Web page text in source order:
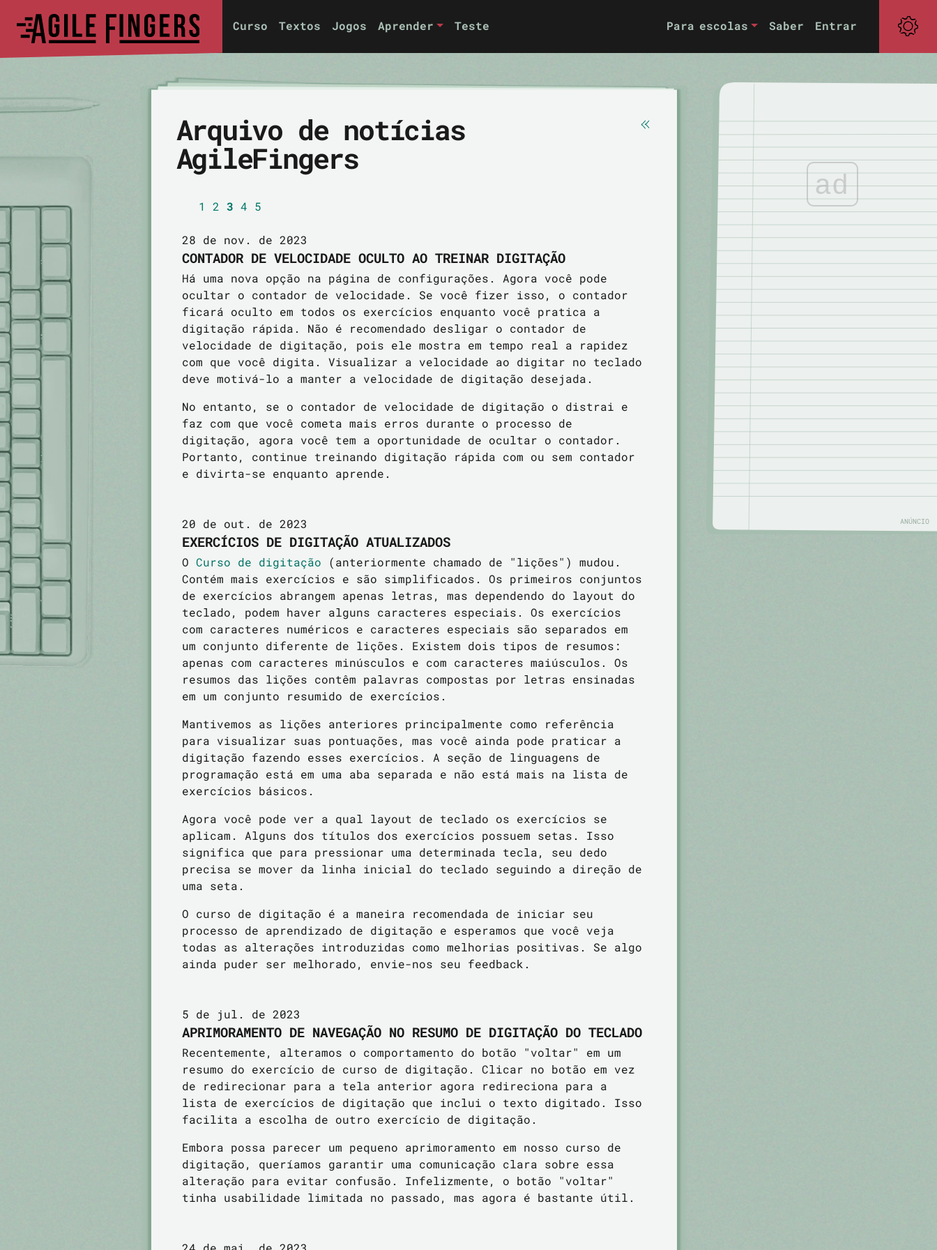
Curso Textos Jogos Aprender Teste Para escolas Saber Entrar
Arquivo de notícias
AgileFingers
1 2 3 4 5
28 de nov. de 2023
CONTADOR DE VELOCIDADE OCULTO AO TREINAR DIGITAÇÃO
Há uma nova opção na página de configurações. Agora você pode
ocultar o contador de velocidade. Se você fizer isso, o contador
ficará oculto em todos os exercícios enquanto você pratica a
digitação rápida. Não é recomendado desligar o contador de
velocidade de digitação, pois ele mostra em tempo real a rapidez
com que você digita. Visualizar a velocidade ao digitar no teclado
deve motivá-lo a manter a velocidade de digitação desejada.
No entanto, se o contador de velocidade de digitação o distrai e
faz com que você cometa mais erros durante o processo de
digitação, agora você tem a oportunidade de ocultar o contador.
Portanto, continue treinando digitação rápida com ou sem contador
e divirta-se enquanto aprende.
20 de out. de 2023
EXERCÍCIOS DE DIGITAÇÃO ATUALIZADOS
O Curso de digitação (anteriormente chamado de "lições") mudou.
Contém mais exercícios e são simplificados. Os primeiros conjuntos
de exercícios abrangem apenas letras, mas dependendo do layout do
teclado, podem haver alguns caracteres especiais. Os exercícios
com caracteres numéricos e caracteres especiais são separados em
um conjunto diferente de lições. Existem dois tipos de resumos:
apenas com caracteres minúsculos e com caracteres maiúsculos. Os
resumos das lições contêm palavras compostas por letras ensinadas
em um conjunto resumido de exercícios.
Mantivemos as lições anteriores principalmente como referência
para visualizar suas pontuações, mas você ainda pode praticar a
digitação fazendo esses exercícios. A seção de linguagens de
programação está em uma aba separada e não está mais na lista de
exercícios básicos.
Agora você pode ver a qual layout de teclado os exercícios se
aplicam. Alguns dos títulos dos exercícios possuem setas. Isso
significa que para pressionar uma determinada tecla, seu dedo
precisa se mover da linha inicial do teclado seguindo a direção de
uma seta.
O curso de digitação é a maneira recomendada de iniciar seu
processo de aprendizado de digitação e esperamos que você veja
todas as alterações introduzidas como melhorias positivas. Se algo
ainda puder ser melhorado, envie-nos seu feedback.
5 de jul. de 2023
APRIMORAMENTO DE NAVEGAÇÃO NO RESUMO DE DIGITAÇÃO DO TECLADO
Recentemente, alteramos o comportamento do botão "voltar" em um
resumo do exercício de curso de digitação. Clicar no botão em vez
de redirecionar para a tela anterior agora redireciona para a
lista de exercícios de digitação que inclui o texto digitado. Isso
facilita a escolha de outro exercício de digitação.
Embora possa parecer um pequeno aprimoramento em nosso curso de
digitação, queríamos garantir uma comunicação clara sobre essa
alteração para evitar confusão. Infelizmente, o botão "voltar"
tinha usabilidade limitada no passado, mas agora é bastante útil.
ad
ANÚNCIO